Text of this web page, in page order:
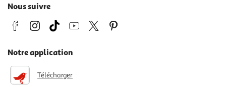
Nous suivre
Notre application
Télécharger